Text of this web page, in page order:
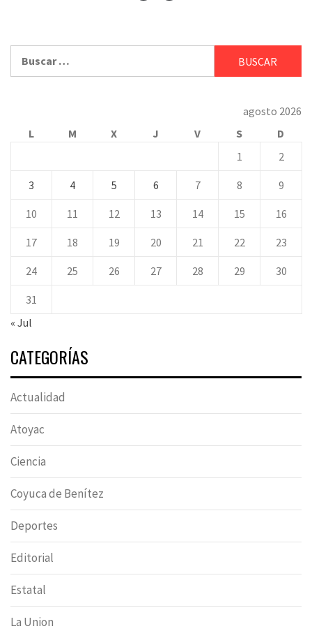
agosto 2026
L
M X J V S
D
1
2
3 4 5 6 7 8 9
10 11 12 13 14 15 16
17 18 19 20 21 22 23
24 25 26 27 28 29 30
31
« Jul
CATEGORÍAS
Actualidad
Atoyac
Ciencia
Coyuca de Benítez
Deportes
Editorial
Estatal
La Union